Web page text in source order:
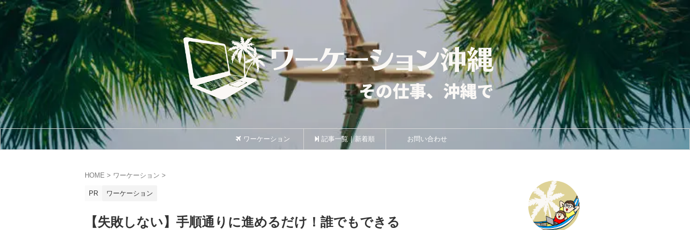
ワーケーション 記事一覧｜新着順 お問い合わせ
HOME > ワーケーション >
PR ワーケーション
【失敗しない】手順通りに進めるだけ！誰でもできる